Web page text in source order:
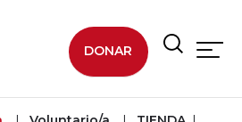
DONAR